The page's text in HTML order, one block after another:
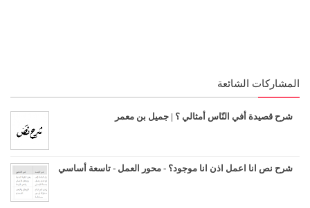
المشاركات الشائعة
شرح قصيدة أفي النّاس أمثالي ؟ | جميل بن معمر
شرح نص انا اعمل اذن انا موجود؟ - محور العمل - تاسعة أساسي